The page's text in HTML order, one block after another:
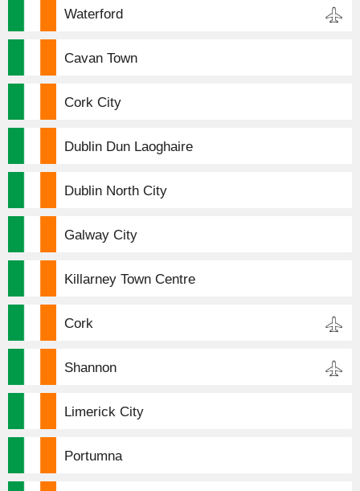
Waterford
Cavan Town
Cork City
Dublin Dun Laoghaire
Dublin North City
Galway City
Killarney Town Centre
Cork
Shannon
Limerick City
Portumna